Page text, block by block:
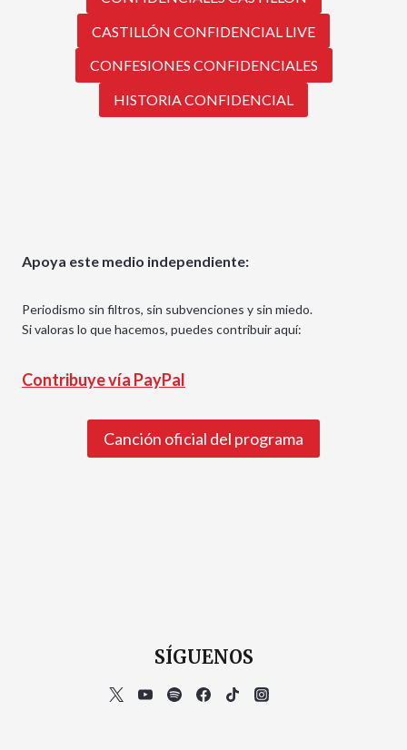
CASTILLÓN CONFIDENCIAL LIVE
CONFESIONES CONFIDENCIALES
HISTORIA CONFIDENCIAL
Apoya este medio independiente:
Periodismo sin filtros, sin subvenciones y sin miedo.
Si valoras lo que hacemos, puedes contribuir aquí:
Contribuye vía PayPal
Canción oficial del programa
SÍGUENOS